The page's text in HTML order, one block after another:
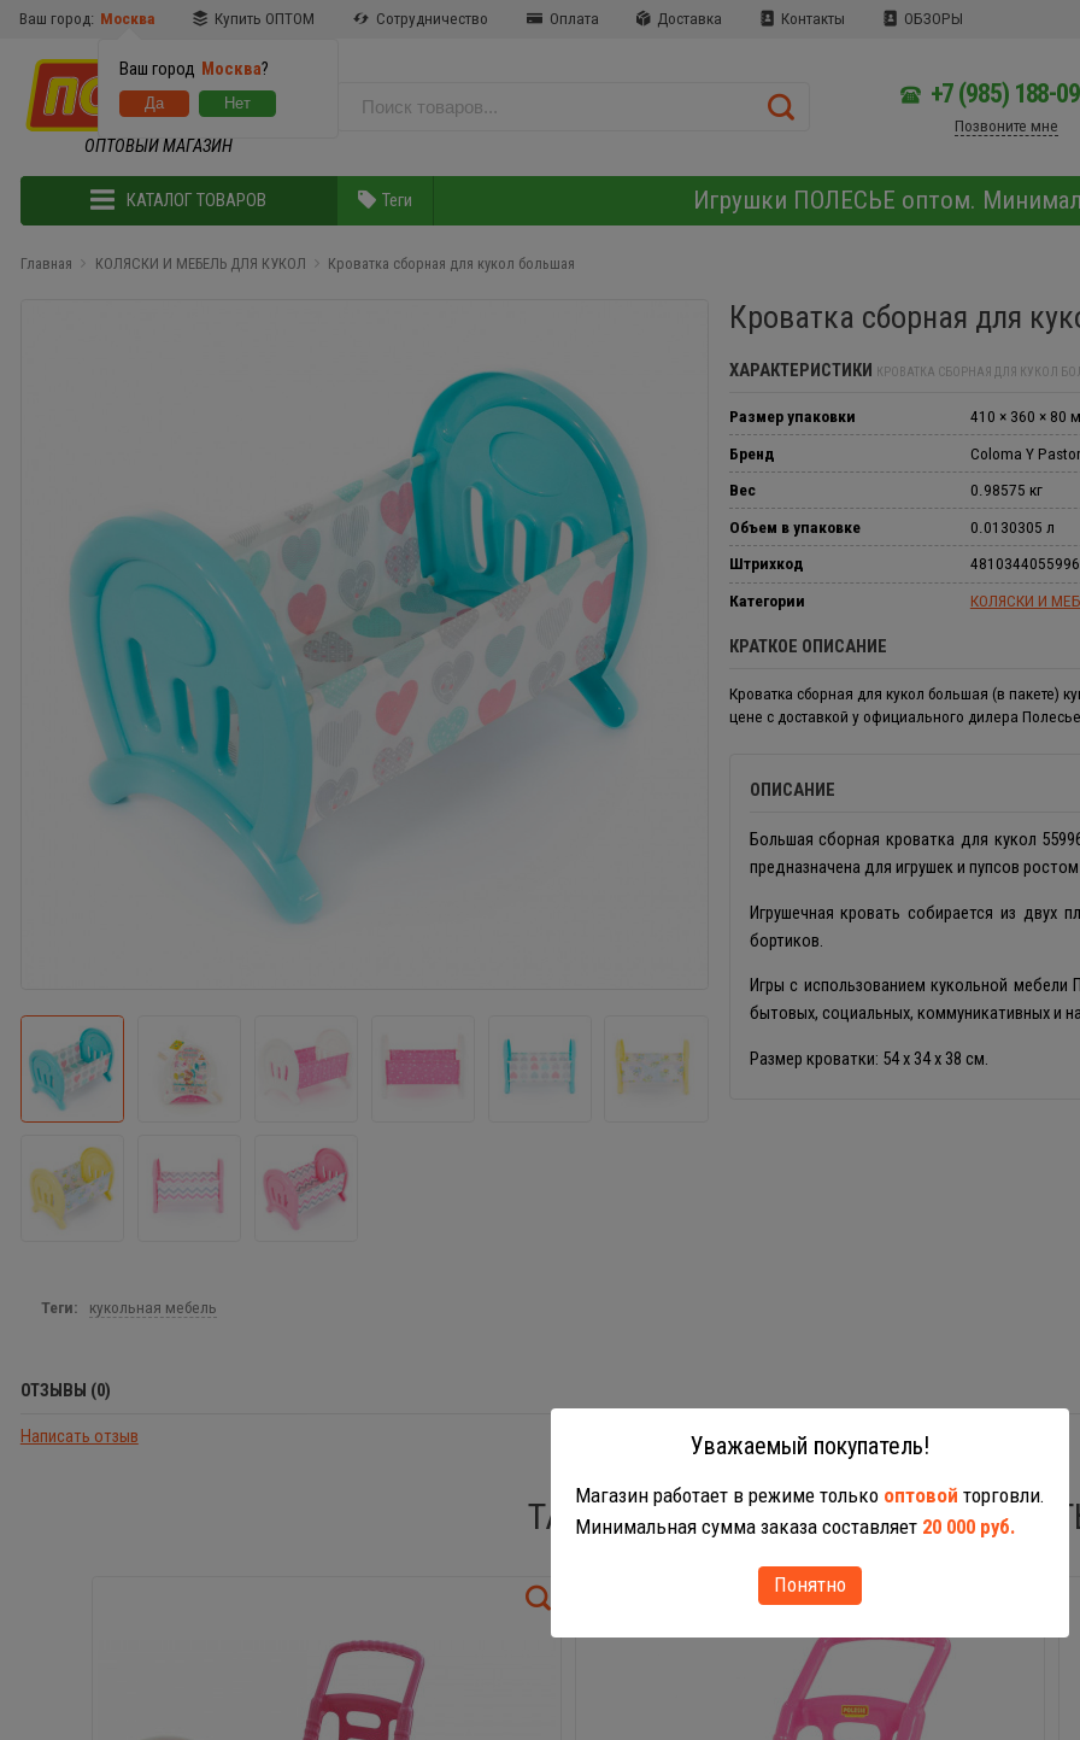
Ваш город: Москва
Ваш город Москва?
Купить ОПТОМ Сотрудничество Оплата Доставка Контакты ОБЗОРЫ
ОПТОВЫЙ МАГАЗИН
+7 (985) 188-
Позвоните мне
КАТАЛОГ ТОВАРОВ Теги Игрушки ПОЛЕСЬЕ оптом.
Главная КОЛЯСКИ И МЕБЕЛЬ ДЛЯ КУКОЛ Кроватка сборная для кукол большая
Кроватка сборная для
ХАРАКТЕРИСТИКИ КРОВАТКА СБОРНАЯ ДЛЯ КУКОЛ
Размер упаковки
410 × 360 × 80
Бренд
Coloma Y Pastor
Вес
0.98575 кг
Объем в упаковке
0.0130305 л
Штрихкод
4810344055996
Категории
КОЛЯСКИ И
КРАТКОЕ ОПИСАНИЕ
Кроватка сборная для кукол большая (в пакете)
цене с доставкой у официального дилера
ОПИСАНИЕ
Большая сборная кроватка для кукол
предназначена для игрушек и пупсов
Игрушечная кровать собирается из двух
бортиков.
Игры с использованием кукольной мебели
бытовых, социальных, коммуникативных и
Размер кроватки: 54 х 34 х 38 см.
Теги: кукольная мебель
ОТЗЫВЫ (0)
Написать отзыв
ТАКЖЕ ВАС МОГУТ
Уважаемый покупатель!
Магазин работает в режиме только оптовой торговли.
Минимальная сумма заказа составляет 20 000 руб.
Понятно